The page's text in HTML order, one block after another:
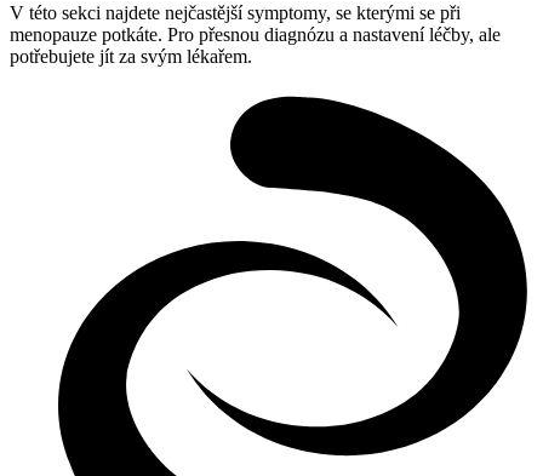
V této sekci najdete nejčastější symptomy, se kterými se při
menopauze potkáte. Pro přesnou diagnózu a nastavení léčby, ale
potřebujete jít za svým lékařem.